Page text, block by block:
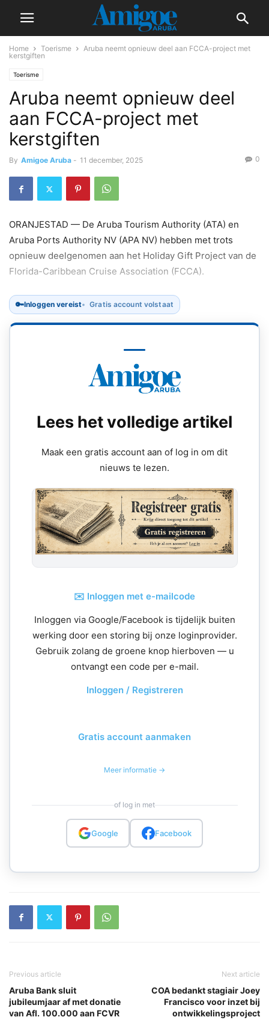
Home Toerisme
Aruba neemt opnieuw deel aan FCCA-project met
kerstgiften
Toerisme
Aruba neemt opnieuw deel
aan FCCA-project met
kerstgiften
By Amigoe Aruba - 11 december, 2025 0
ORANJESTAD — De Aruba Tourism Authority (ATA) en
Aruba Ports Authority NV (APA NV) hebben met trots
opnieuw deelgenomen aan het Holiday Gift Project van de
Florida-Caribbean Cruise Association (FCCA).
🔑Inloggen vereist Gratis account volstaat
Lees het volledige artikel
Maak een gratis account aan of log in om dit
nieuws te lezen.
✉️ Inloggen met e-mailcode
Inloggen via Google/Facebook is tijdelijk buiten
werking door een storing bij onze loginprovider.
Gebruik zolang de groene knop hierboven — u
ontvangt een code per e-mail.
Inloggen / Registreren
Gratis account aanmaken
Meer informatie →
of log in met
Google Facebook
Previous article
Aruba Bank sluit
jubileumjaar af met donatie
van Afl. 100.000 aan FCVR
Next article
COA bedankt stagiair Joey
Francisco voor inzet bij
ontwikkelingsproject